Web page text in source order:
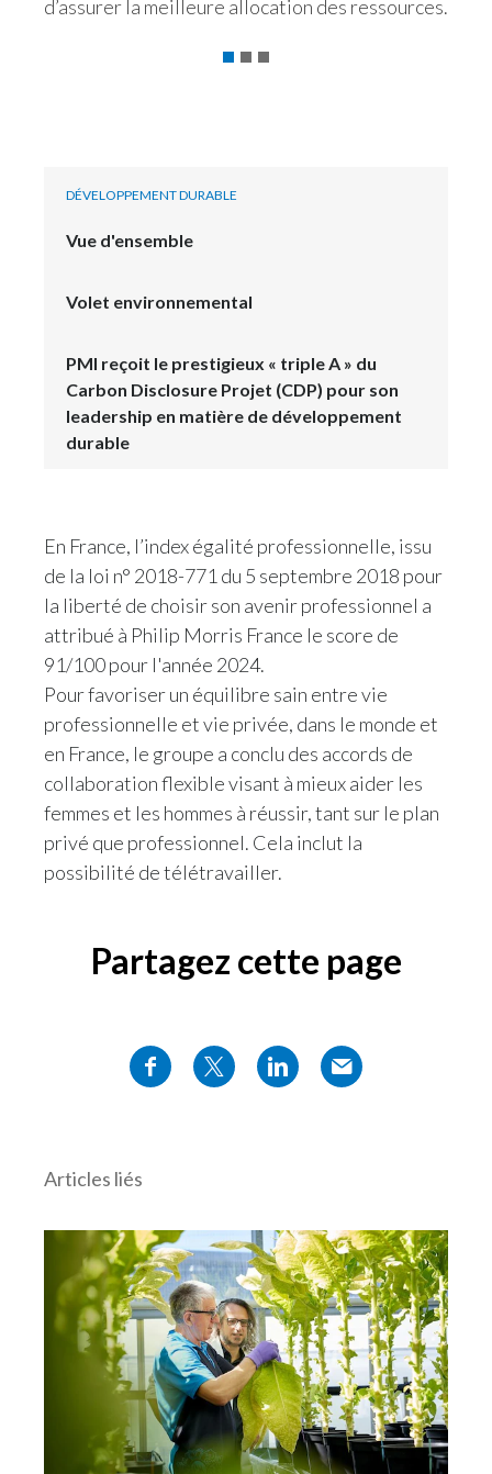
Tunisia
Türkiye
Ukraine
United Arab Emirates
United Kingdom
United States
Venezuela
Vietnam
d’assurer la meilleure allocation des ressources.
DÉVELOPPEMENT DURABLE
Vue d'ensemble
Volet environnemental
PMI reçoit le prestigieux « triple A » du
Carbon Disclosure Projet (CDP) pour son
leadership en matière de développement
durable
En France, l’index égalité professionnelle, issu
de la loi n° 2018-771 du 5 septembre 2018 pour
la liberté de choisir son avenir professionnel a
attribué à Philip Morris France le score de
91/100 pour l'année 2024.
Pour favoriser un équilibre sain entre vie
professionnelle et vie privée, dans le monde et
en France, le groupe a conclu des accords de
collaboration flexible visant à mieux aider les
femmes et les hommes à réussir, tant sur le plan
privé que professionnel. Cela inclut la
possibilité de télétravailler.
Partagez cette page
Articles liés